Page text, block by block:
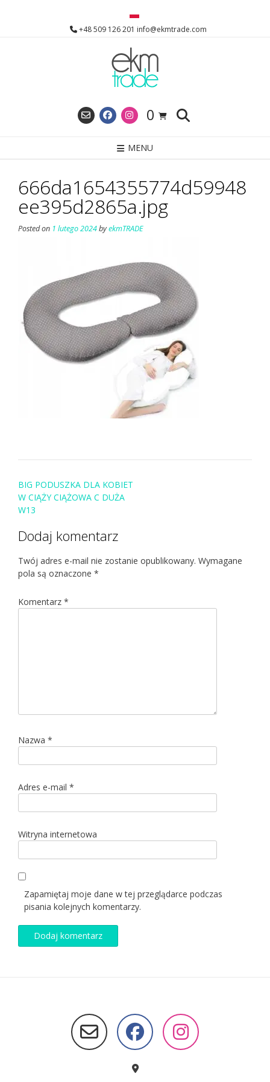
+48 509 126 201 info@ekmtrade.com
0
MENU
666da1654355774d59948
ee395d2865a.jpg
Posted on 1 lutego 2024byekmTRADE
Post
navigation
BIG PODUSZKA DLA KOBIET
W CIĄŻY CIĄŻOWA C DUŻA
W13
Dodaj komentarz
Twój adres e-mail nie zostanie opublikowany. Wymagane
pola są oznaczone *
Komentarz *
Nazwa *
Adres e-mail *
Witryna internetowa
Zapamiętaj moje dane w tej przeglądarce podczas
pisania kolejnych komentarzy.